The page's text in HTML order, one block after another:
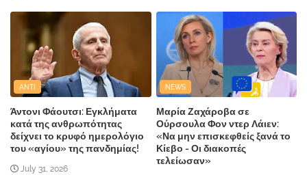
ANTI
Άντονι Φάουτσι: Εγκλήματα
κατά της ανθρωπότητας
δείχνει το κρυφό ημερολόγιο
του «αγίου» της πανδημίας!
July 31, 2026
NEWS
Μαρία Ζαχάροβα σε
Ούρσουλα Φον ντερ Λάιεν:
«Να μην επισκεφθείς ξανά το
Κίεβο - Οι διακοπές
τελείωσαν»